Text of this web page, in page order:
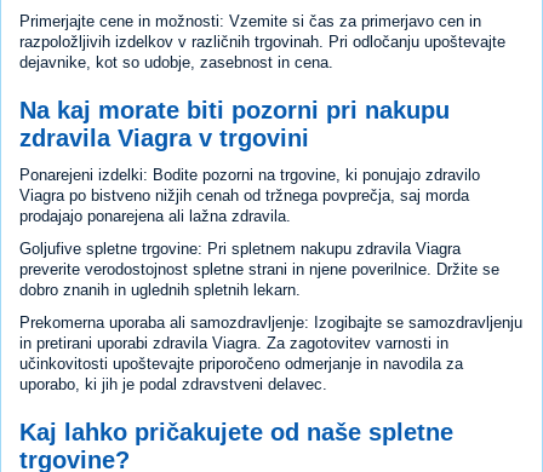
Primerjajte cene in možnosti: Vzemite si čas za primerjavo cen in
razpoložljivih izdelkov v različnih trgovinah. Pri odločanju upoštevajte
dejavnike, kot so udobje, zasebnost in cena.
Na kaj morate biti pozorni pri nakupu
zdravila Viagra v trgovini
Ponarejeni izdelki: Bodite pozorni na trgovine, ki ponujajo zdravilo
Viagra po bistveno nižjih cenah od tržnega povprečja, saj morda
prodajajo ponarejena ali lažna zdravila.
Goljufive spletne trgovine: Pri spletnem nakupu zdravila Viagra
preverite verodostojnost spletne strani in njene poverilnice. Držite se
dobro znanih in uglednih spletnih lekarn.
Prekomerna uporaba ali samozdravljenje: Izogibajte se samozdravljenju
in pretirani uporabi zdravila Viagra. Za zagotovitev varnosti in
učinkovitosti upoštevajte priporočeno odmerjanje in navodila za
uporabo, ki jih je podal zdravstveni delavec.
Kaj lahko pričakujete od naše spletne
trgovine?